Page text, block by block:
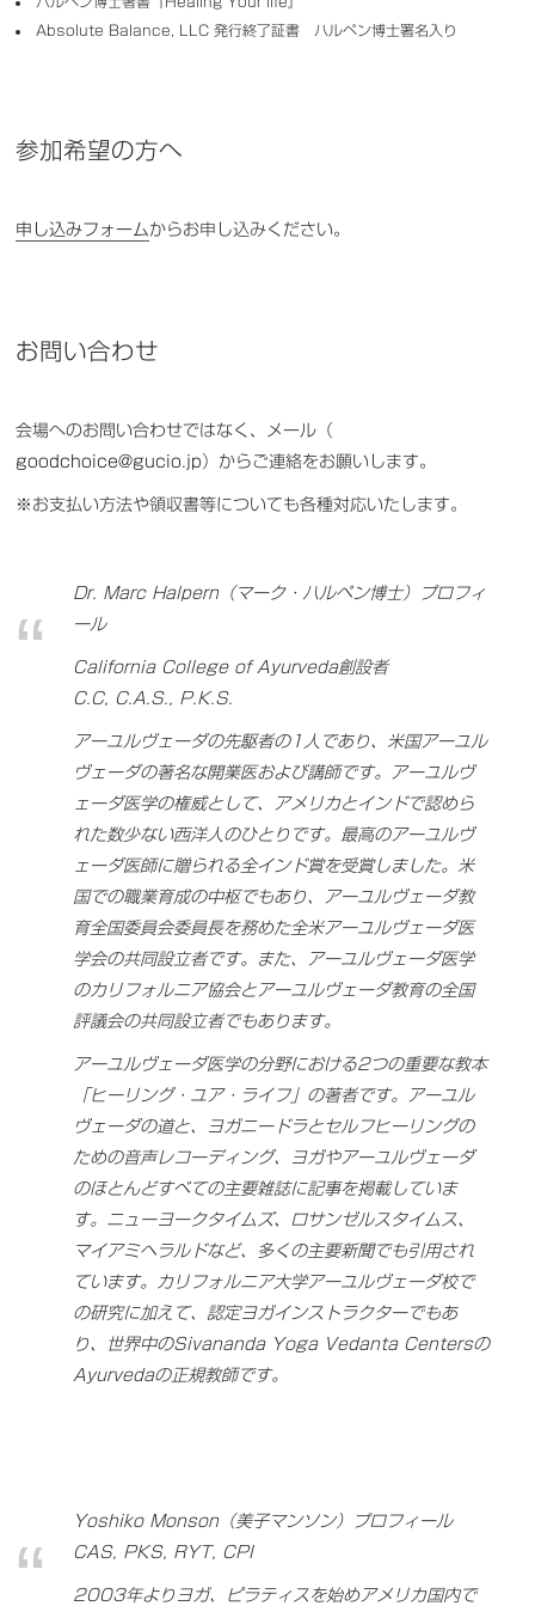
Absolute Balance, LLC 発行終了証書 ハルペン博士署名入り
参加希望の方へ
申し込みフォーム からお申し込みください。
お問い合わせ
会場へのお問い合わせではなく、メール（
goodchoice@gucio.jp ）からご連絡をお願いします。
※お支払い方法や領収書等についても各種対応いたします。
Dr. Marc Halpern（マーク・ハルペン博士）プロフィ
ール
California College of Ayurveda創設者
C.C, C.A.S., P.K.S.
アーユルヴェーダの先駆者の1人であり、米国アーユル
ヴェーダの著名な開業医および講師です。アーユルヴ
ェーダ医学の権威として、アメリカとインドで認めら
れた数少ない西洋人のひとりです。最高のアーユルヴ
ェーダ医師に贈られる全インド賞を受賞しました。米
国での職業育成の中枢でもあり、アーユルヴェーダ教
育全国委員会委員長を務めた全米アーユルヴェーダ医
学会の共同設立者です。また、アーユルヴェーダ医学
のカリフォルニア協会とアーユルヴェーダ教育の全国
評議会の共同設立者でもあります。
アーユルヴェーダ医学の分野における2つの重要な教本
「ヒーリング・ユア・ライフ」の著者です。アーユル
ヴェーダの道と、ヨガニードラとセルフヒーリングの
ための音声レコーディング、ヨガやアーユルヴェーダ
のほとんどすべての主要雑誌に記事を掲載していま
す。ニューヨークタイムズ、ロサンゼルスタイムス、
マイアミヘラルドなど、多くの主要新聞でも引用され
ています。カリフォルニア大学アーユルヴェーダ校で
の研究に加えて、認定ヨガインストラクターでもあ
り、世界中のSivananda Yoga Vedanta Centersの
Ayurvedaの正規教師です。
Yoshiko Monson（美子マンソン）プロフィール
CAS, PKS, RYT, CPI
2003年よりヨガ、ピラティスを始めアメリカ国内で